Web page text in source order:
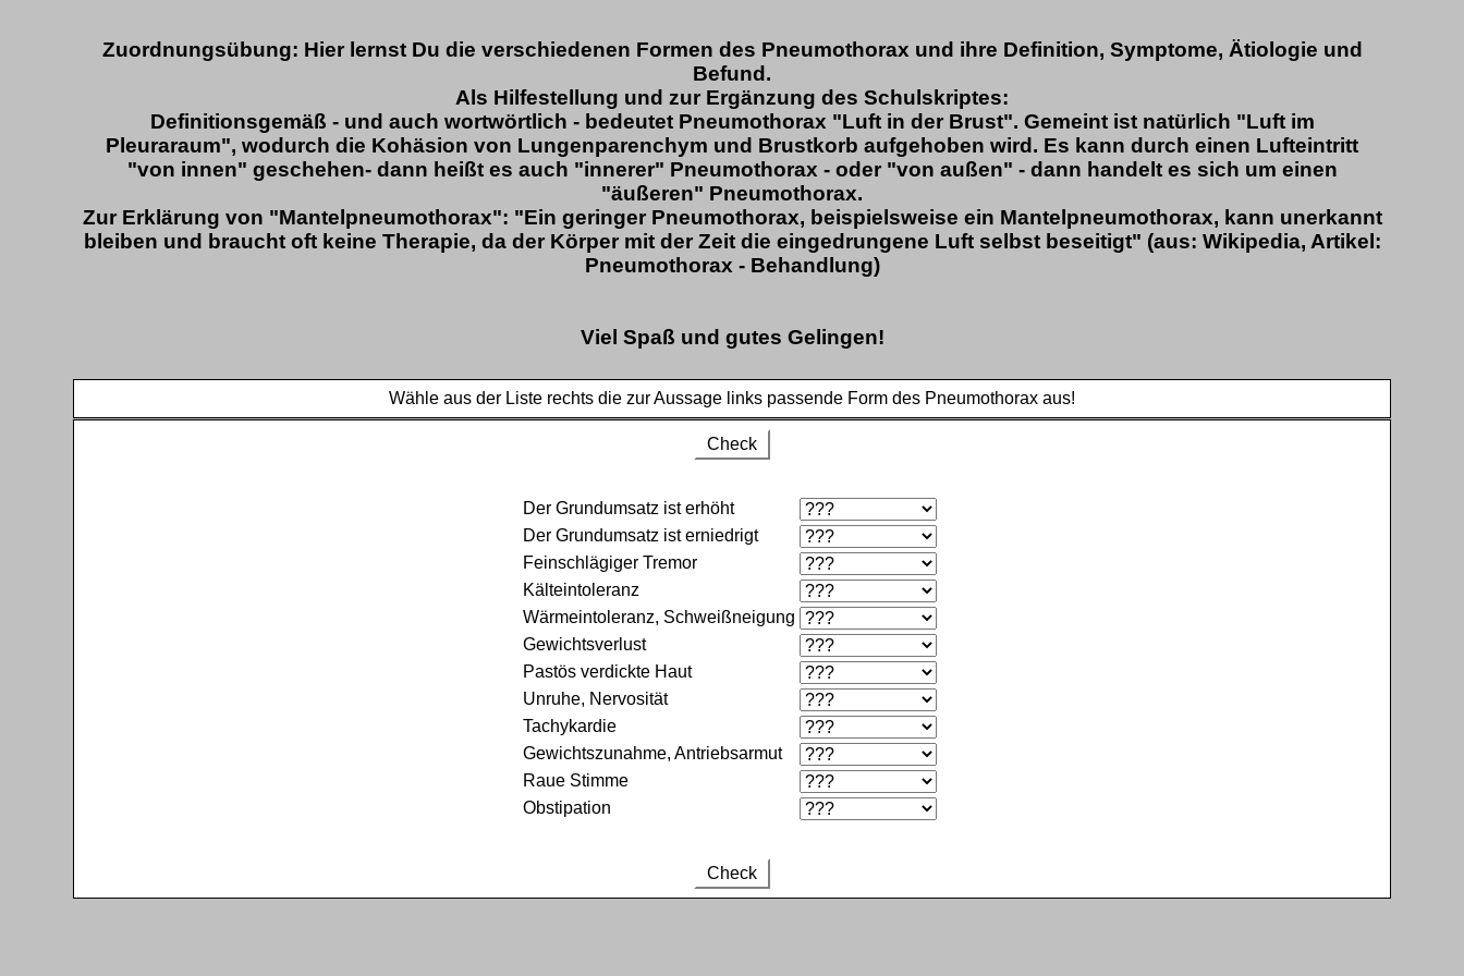
Zuordnungsübung: Hier lernst Du die verschiedenen Formen des Pneumothorax und ihre Definition, Symptome, Ätiologie und
Befund.
Als Hilfestellung und zur Ergänzung des Schulskriptes:
Definitionsgemäß - und auch wortwörtlich - bedeutet Pneumothorax "Luft in der Brust". Gemeint ist natürlich "Luft im
Pleuraraum", wodurch die Kohäsion von Lungenparenchym und Brustkorb aufgehoben wird. Es kann durch einen Lufteintritt
"von innen" geschehen- dann heißt es auch "innerer" Pneumothorax - oder "von außen" - dann handelt es sich um einen
"äußeren" Pneumothorax.
Zur Erklärung von "Mantelpneumothorax": "Ein geringer Pneumothorax, beispielsweise ein Mantelpneumothorax, kann unerkannt
bleiben und braucht oft keine Therapie, da der Körper mit der Zeit die eingedrungene Luft selbst beseitigt" (aus: Wikipedia, Artikel:
Pneumothorax - Behandlung)
Viel Spaß und gutes Gelingen!
Wähle aus der Liste rechts die zur Aussage links passende Form des Pneumothorax aus!
Check
Der Grundumsatz ist erhöht
Der Grundumsatz ist erniedrigt
Feinschlägiger Tremor
Kälteintoleranz
Wärmeintoleranz, Schweißneigung
Gewichtsverlust
Pastös verdickte Haut
Unruhe, Nervosität
Tachykardie
Gewichtszunahme, Antriebsarmut
Raue Stimme
Obstipation
Check